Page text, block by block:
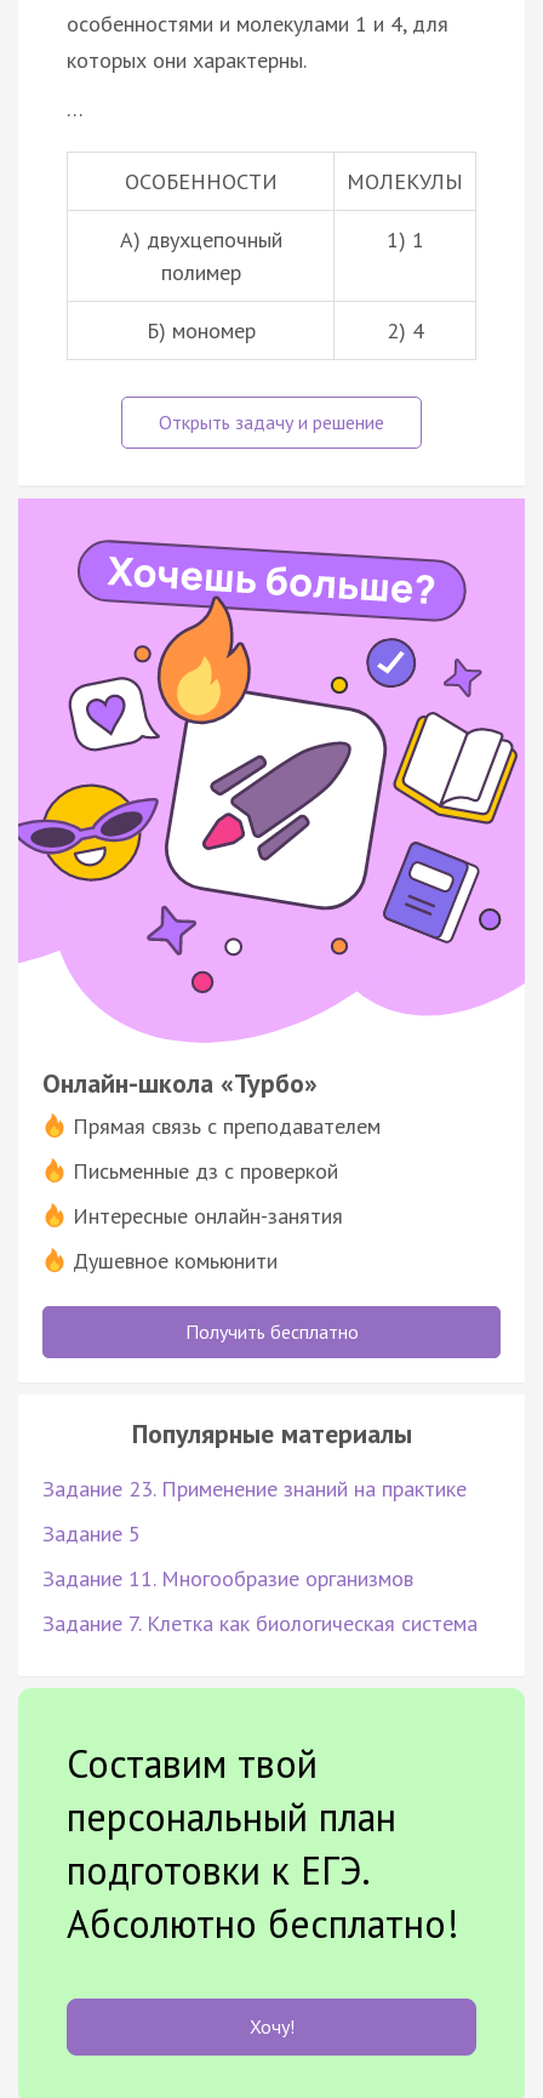
особенностями и молекулами 1 и 4, для
которых они характерны.
…
ОСОБЕННОСТИ МОЛЕКУЛЫ
А) двухцепочный
полимер
1) 1
Б) мономер 2) 4
Онлайн-школа «Турбо»
Прямая связь с преподавателем
Письменные дз с проверкой
Интересные онлайн-занятия
Душевное комьюнити
Получить бесплатно
Популярные материалы
Задание 23. Применение знаний на практике
Задание 5
Задание 11. Многообразие организмов
Задание 7. Клетка как биологическая система
Составим твой
персональный план
подготовки к ЕГЭ.
Абсолютно бесплатно!
Хочу!